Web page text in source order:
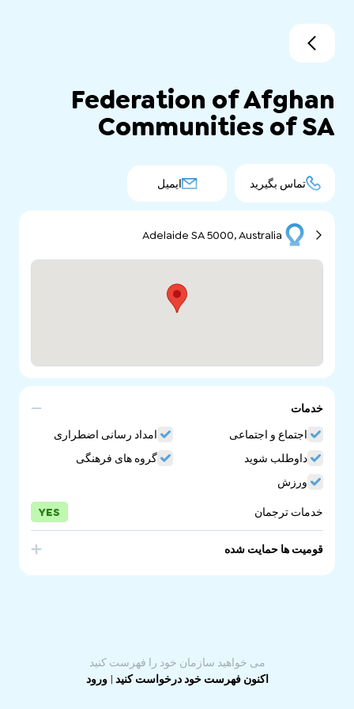
Federation of Afghan
Communities of SA
تماس بگیرید ایمیل
Adelaide SA 5000, Australia
خدمات
اجتماع و اجتماعی
امداد رسانی اضطراری
داوطلب شوید
گروه های فرهنگی
ورزش
خدمات ترجمان YES
قومیت ها حمایت شده
می خواهید سازمان خود را فهرست کنید
اکنون فهرست خود درخواست کنید |ورود